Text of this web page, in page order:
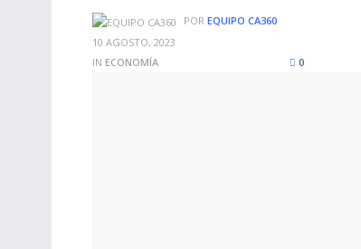
POR EQUIPO CA360
10 AGOSTO, 2023
IN ECONOMÍA 0